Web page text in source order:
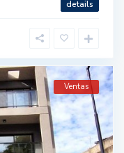
details
Ventas